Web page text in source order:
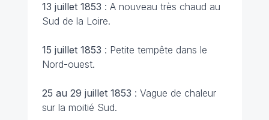
13 juillet 1853 : A nouveau très chaud au
Sud de la Loire.
15 juillet 1853 : Petite tempête dans le
Nord-ouest.
25 au 29 juillet 1853 : Vague de chaleur
sur la moitié Sud.